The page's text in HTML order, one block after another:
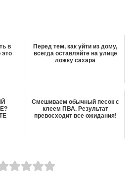
в
это
Перед тем, как уйти из дому,
всегда оставляйте на улице
ложку сахара
Смешиваем обычный песок с
клеем ПВА. Результат
превосходит все ожидания!